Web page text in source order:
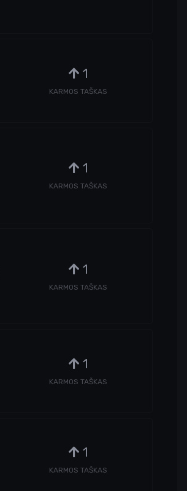
1
KARMOS TAŠKAS
1
KARMOS TAŠKAS
1
KARMOS TAŠKAS
1
KARMOS TAŠKAS
1
KARMOS TAŠKAS